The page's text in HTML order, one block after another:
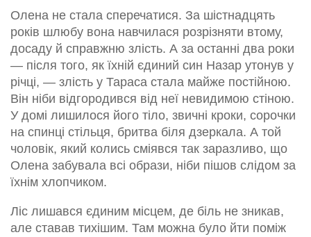
Олена не стала сперечатися. За шістнадцять
років шлюбу вона навчилася розрізняти втому,
досаду й справжню злість. А за останні два роки
— після того, як їхній єдиний син Назар утонув у
річці, — злість у Тараса стала майже постійною.
Він ніби відгородився від неї невидимою стіною.
У домі лишилося його тіло, звичні кроки, сорочки
на спинці стільця, бритва біля дзеркала. А той
чоловік, який колись сміявся так заразливо, що
Олена забувала всі образи, ніби пішов слідом за
їхнім хлопчиком.
Ліс лишався єдиним місцем, де біль не зникав,
але ставав тихішим. Там можна було йти поміж